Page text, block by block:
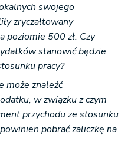
swojego
zryczałtowany
poziomie 500 zł. Czy
stanowić będzie
pracy?
może znaleźć
w związku z czym
przychodu ze stosunku
pobrać zaliczkę na